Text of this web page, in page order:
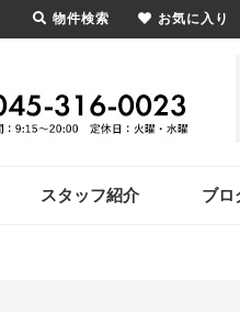
スタッフ紹介 ブロ
物件検索 お気に入り